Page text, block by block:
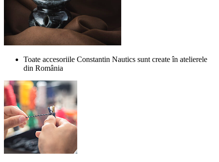
Toate accesoriile Constantin Nautics sunt create în atelierele
din România